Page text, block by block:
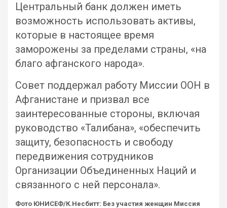
Центральный банк должен иметь
возможность использовать активы,
которые в настоящее время
заморожены за пределами страны, «на
благо афганского народа».
Совет поддержал работу Миссии ООН в
Афганистане и призвал все
заинтересованные стороны, включая
руководство «Талибана», «обеспечить
защиту, безопасность и свободу
передвижения сотрудников
Организации Объединенных Наций и
связанного с ней персонала».
Фото ЮНИСЕФ/К.Несбитт: Без участия женщин Миссия